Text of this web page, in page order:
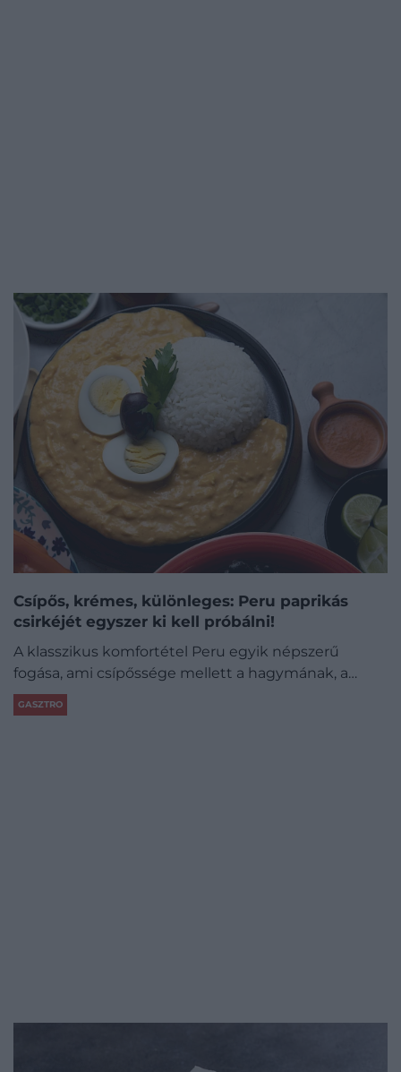
Csípős, krémes, különleges: Peru paprikás
csirkéjét egyszer ki kell próbálni!
A klasszikus komfortétel Peru egyik népszerű
fogása, ami csípőssége mellett a hagymának, a…
GASZTRO